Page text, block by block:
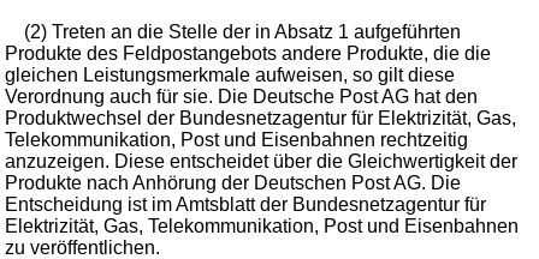
(2) Treten an die Stelle der in Absatz 1 aufgeführten
Produkte des Feldpostangebots andere Produkte, die die
gleichen Leistungsmerkmale aufweisen, so gilt diese
Verordnung auch für sie. Die Deutsche Post AG hat den
Produktwechsel der Bundesnetzagentur für Elektrizität, Gas,
Telekommunikation, Post und Eisenbahnen rechtzeitig
anzuzeigen. Diese entscheidet über die Gleichwertigkeit der
Produkte nach Anhörung der Deutschen Post AG. Die
Entscheidung ist im Amtsblatt der Bundesnetzagentur für
Elektrizität, Gas, Telekommunikation, Post und Eisenbahnen
zu veröffentlichen.